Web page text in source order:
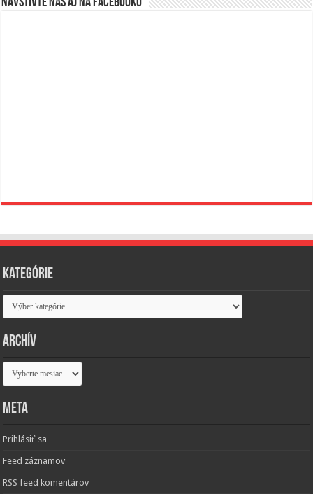
Kategórie
Kategórie
Archív
Archív
Meta
Prihlásiť sa
Feed záznamov
RSS feed komentárov